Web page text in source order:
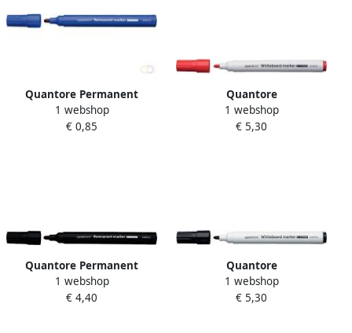
Quantore Permanent
marker rond 1-1.5mm
blauw
1 webshop
€ 0,85
Quantore
Whiteboardmarker rond 1-
1.5mm rood
1 webshop
€ 5,30
Quantore Permanent
marker rond 1-1.5mm zwart
1 webshop
€ 4,40
Quantore
Whiteboardmarker rond 1-
1.5mm zwart
1 webshop
€ 5,30